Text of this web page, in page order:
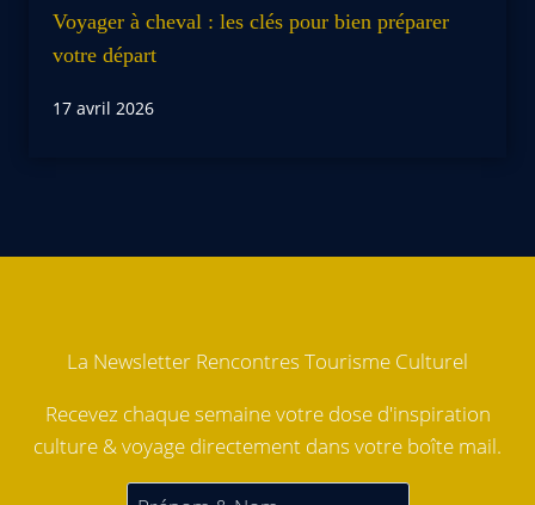
Voyager à cheval : les clés pour bien préparer
votre départ
17 avril 2026
La Newsletter Rencontres Tourisme Culturel
Recevez chaque semaine votre dose d'inspiration
culture & voyage directement dans votre boîte mail.